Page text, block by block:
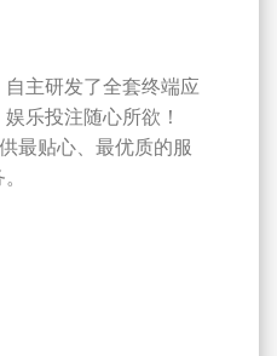
主研发了全套终端应
乐投注随心所欲！
最贴心、最优质的服